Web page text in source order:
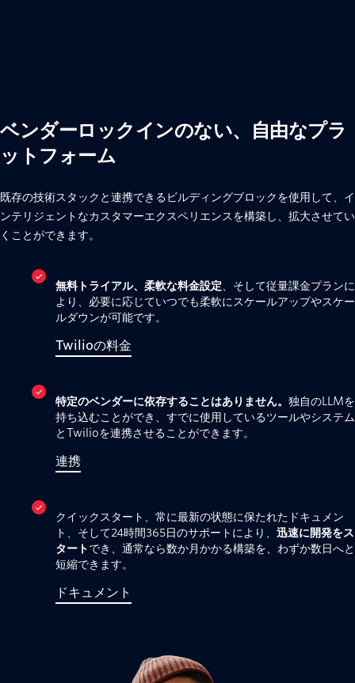
ベンダーロックインのない、自由なプラ
ットフォーム
既存の技術スタックと連携できるビルディングブロックを使用して、イ
ンテリジェントなカスタマーエクスペリエンスを構築し、拡大させてい
くことができます。
無料トライアル、柔軟な料金設定 、そして従量課金プランに
より、必要に応じていつでも柔軟にスケールアップやスケー
ルダウンが可能です。
Twilioの料金
特定のベンダーに依存することはありません。 独自のLLMを
持ち込むことができ、すでに使用しているツールやシステム
とTwilioを連携させることができます。
連携
クイックスタート、常に最新の状態に保たれたドキュメン
ト、そして24時間365日のサポートにより、 迅速に開発をス
タートでき、通常なら数か月かかる構築を、わずか数日へと
短縮できます。
ドキュメント